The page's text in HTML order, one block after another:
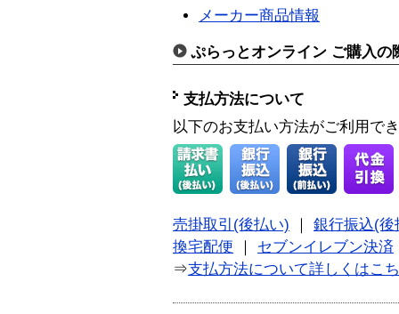
メーカー商品情報
ぷらっとオンライン ご購入の
支払方法について
以下のお支払い方法がご利用で
売掛取引(後払い)
銀行振込(後
換宅配便
セブンイレブン決済
⇒支払方法について詳しくはこ